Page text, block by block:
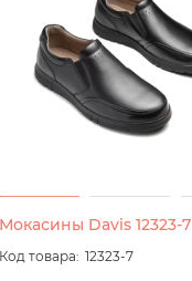
Мокасины Davis 12323-7
12323-7